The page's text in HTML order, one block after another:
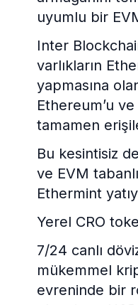
uyumlu bir
Inter
varlıkların
yapmasına
Ethereum’u
tamamen
Bu kesintisiz
ve EVM
Ethermint
Yerel CRO
7/24 canlı
mükemmel
evreninde bir